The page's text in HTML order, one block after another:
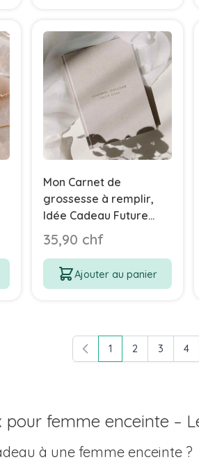
Mon Carnet de
grossesse à remplir,
Idée Cadeau Future
Maman, Aismée
35,90 chf
Ajouter au panier
Vous lisez
1 Page
2 Page
3 4
pour femme enceinte –
à une femme enceinte ?